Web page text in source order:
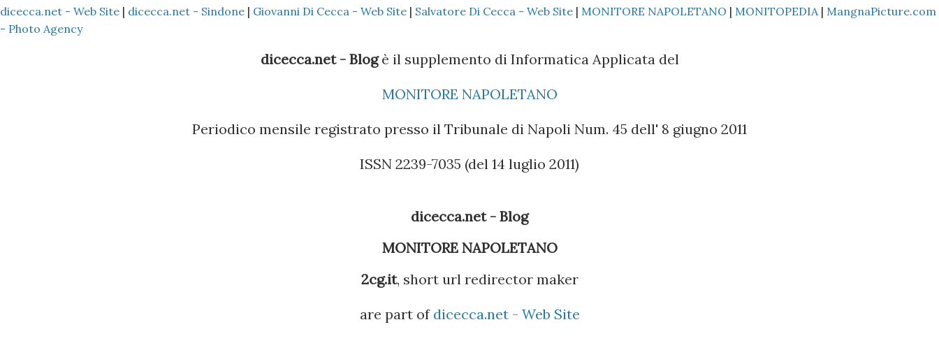
selezioniamo le Proprietà del file Showmodem.exe Nella scheda
programma di installazione come se stessimo installando la pennetta
su Windows XP. Alla fine del processo, avremo sul desk...
dicecca.net - Web Site | dicecca.net - Sindone | Giovanni Di Cecca - Web Site | Salvatore Di Cecca - Web Site | MONITORE NAPOLETANO | MONITOPEDIA| MangnaPicture.com
- Photo Agency
dicecca.net - Blogè il supplemento di Informatica Applicata del
MONITORE NAPOLETANO
Periodico mensile registrato presso il Tribunale di Napoli Num. 45 dell' 8 giugno 2011
ISSN 2239-7035 (del 14 luglio 2011)
dicecca.net - Blog
MONITORE NAPOLETANO
2cg.it, short url redirector maker
are part of dicecca.net - Web Site